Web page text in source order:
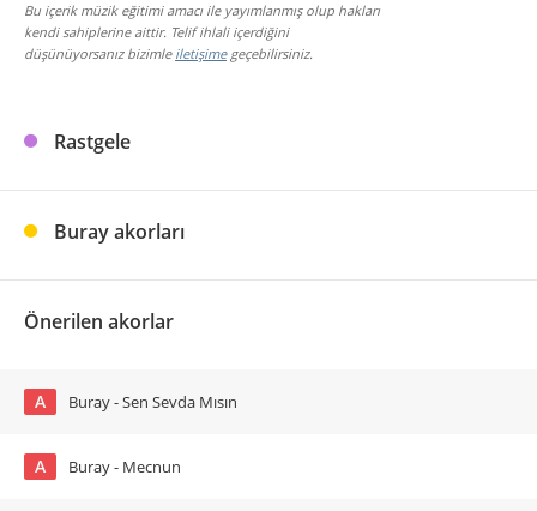
Bu içerik müzik eğitimi amacı ile yayımlanmış olup hakları
kendi sahiplerine aittir. Telif ihlali içerdiğini
düşünüyorsanız bizimle iletişimegeçebilirsiniz.
Rastgele
Buray akorları
Önerilen akorlar
A Buray - Sen Sevda Mısın
A Buray - Mecnun